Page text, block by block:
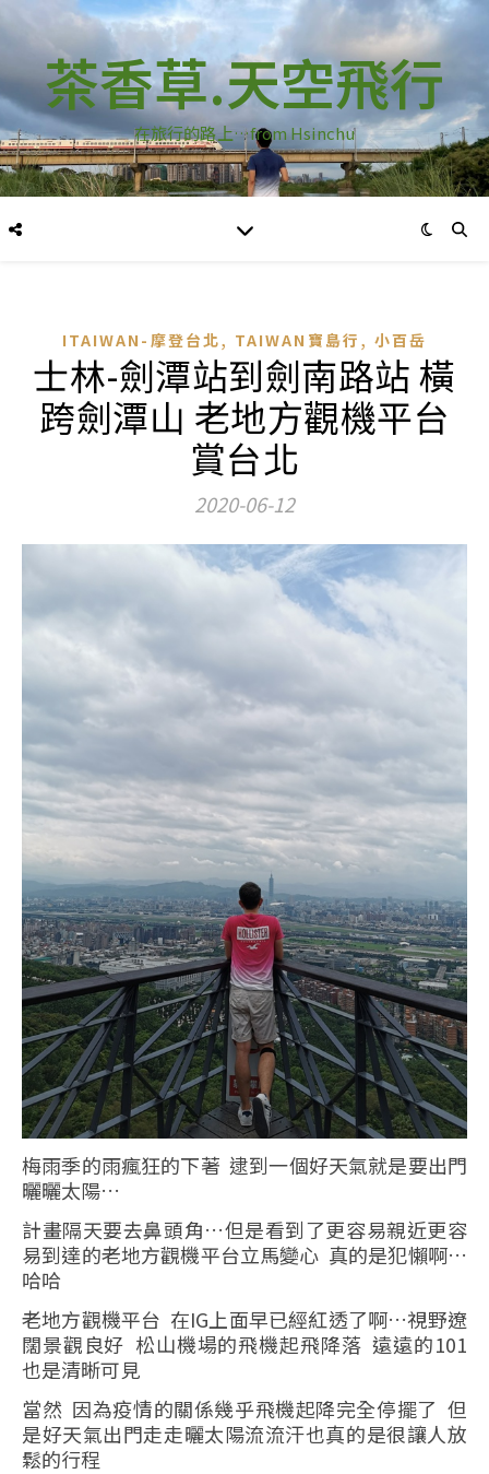
茶香草.天空飛行
在旅行的路上…from Hsinchu
ITAIWAN-摩登台北, TAIWAN寶島行 , 小百岳
士林-劍潭站到劍南路站 橫
跨劍潭山 老地方觀機平台
賞台北
2020-06-12
梅雨季的雨瘋狂的下著 逮到一個好天氣就是要出門
曬曬太陽…
計畫隔天要去鼻頭角…但是看到了更容易親近更容
易到達的老地方觀機平台立馬變心 真的是犯懶啊…
哈哈
老地方觀機平台 在IG上面早已經紅透了啊…視野遼
闊景觀良好 松山機場的飛機起飛降落 遠遠的101
也是清晰可見
當然 因為疫情的關係幾乎飛機起降完全停擺了 但
是好天氣出門走走曬太陽流流汗也真的是很讓人放
鬆的行程